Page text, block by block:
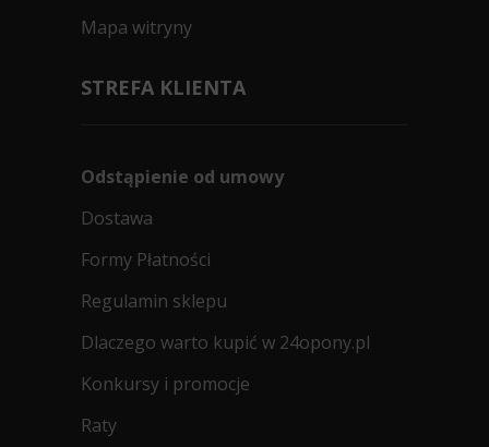
Mapa witryny
STREFA KLIENTA
Odstąpienie od umowy
Dostawa
Formy Płatności
Regulamin sklepu
Dlaczego warto kupić w 24opony.pl
Konkursy i promocje
Raty